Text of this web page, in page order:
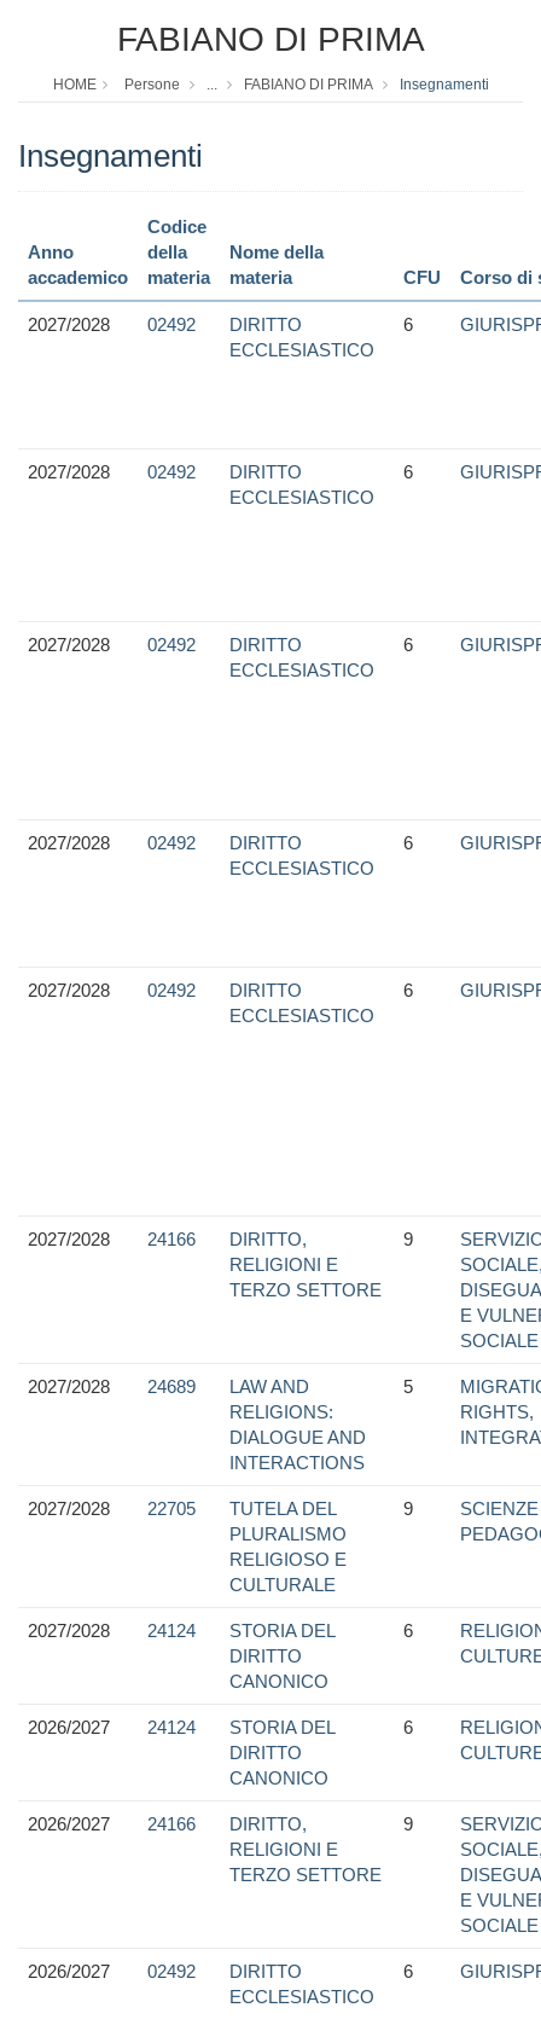
FABIANO DI PRIMA
HOME Persone ... FABIANO DI PRIMA Insegnamenti
Insegnamenti
Anno
accademico
Codice
della
materia
Nome della
materia
CFU Corso di
2027/2028 02492
DIRITTO
ECCLESIASTICO
6
2027/2028 02492
DIRITTO
ECCLESIASTICO
6
2027/2028 02492
DIRITTO
ECCLESIASTICO
6
2027/2028 02492
DIRITTO
ECCLESIASTICO
6
2027/2028 02492
DIRITTO
ECCLESIASTICO
6
2027/2028 24166
DIRITTO,
RELIGIONI E
TERZO SETTORE
9
E
SOCIALE
2027/2028 24689
LAW AND
RELIGIONS:
DIALOGUE AND
INTERACTIONS
5
RIGHTS,
2027/2028 22705
TUTELA DEL
PLURALISMO
RELIGIOSO E
CULTURALE
9
SCIENZE
2027/2028 24124
STORIA DEL
DIRITTO
CANONICO
6
2026/2027 24124
STORIA DEL
DIRITTO
CANONICO
6
2026/2027 24166
DIRITTO,
RELIGIONI E
TERZO SETTORE
9
E
SOCIALE
2026/2027 02492
DIRITTO
ECCLESIASTICO
6